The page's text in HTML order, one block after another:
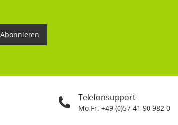
Telefonsupport
Mo-Fr. +49 (0)57 41 90 982 0
Abonnieren